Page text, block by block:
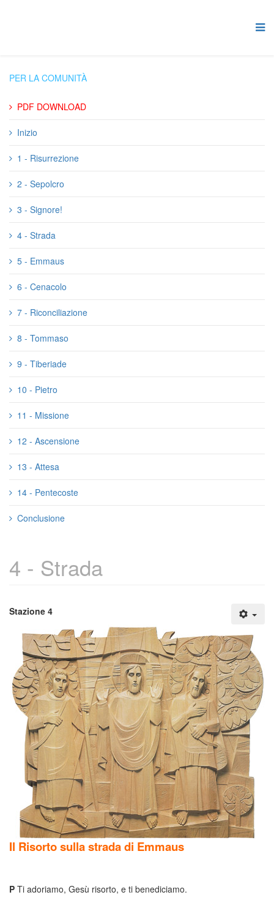
PER LA COMUNITÀ
PDF DOWNLOAD
Inizio
1 - Risurrezione
2 - Sepolcro
3 - Signore!
4 - Strada
5 - Emmaus
6 - Cenacolo
7 - Riconciliazione
8 - Tommaso
9 - Tiberiade
10 - Pietro
11 - Missione
12 - Ascensione
13 - Attesa
14 - Pentecoste
Conclusione
4 - Strada
Stazione 4
Il Risorto sulla strada di Emmaus
P Ti adoriamo, Gesù risorto, e ti benediciamo.